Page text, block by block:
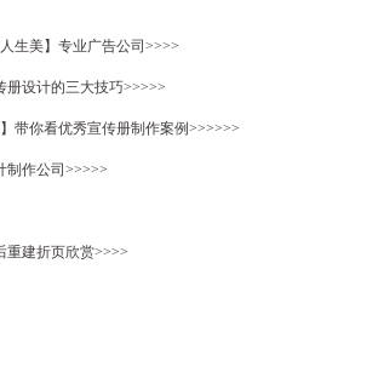
生美】专业广告公司>>>>
册设计的三大技巧>>>>>
带你看优秀宣传册制作案例>>>>>>
制作公司>>>>>
重建折页欣赏>>>>